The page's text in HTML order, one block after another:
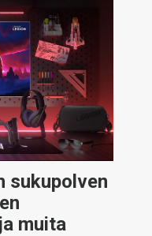
sukupolven
muita